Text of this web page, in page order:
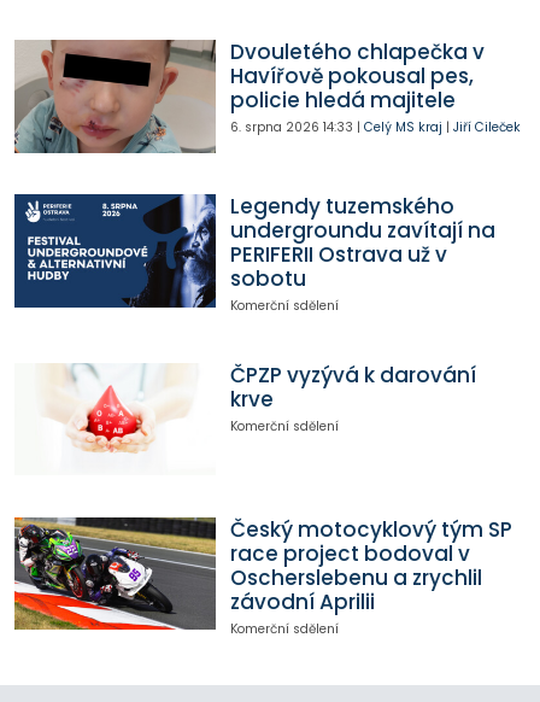
Dvouletého chlapečka v
Havířově pokousal pes,
policie hledá majitele
6. srpna 2026 14:33 | Celý MS kraj | Jiří Cileček
Legendy tuzemského
undergroundu zavítají na
PERIFERII Ostrava už v
sobotu
Komerční sdělení
ČPZP vyzývá k darování
krve
Komerční sdělení
Český motocyklový tým SP
race project bodoval v
Oscherslebenu a zrychlil
závodní Aprilii
Komerční sdělení